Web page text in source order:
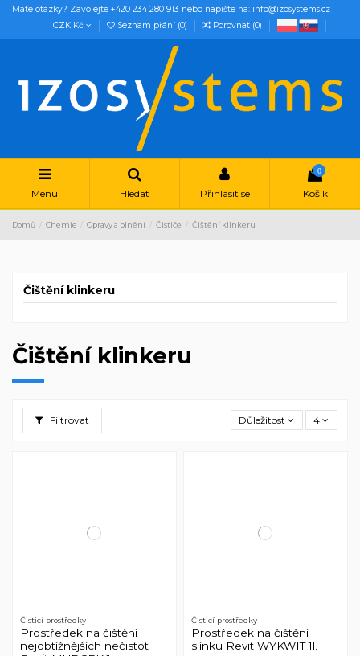
Máte otázky? Zavolejte +420 234 280 913 nebo napište na: info@izosystems.cz
CZK Kč
Seznam přání (0) Porovnat (0)
Menu Hledat Přihlásit se
0
Košík
Domů Chemie Opravy a plnění Čističe Čištění klinkeru
Čištění klinkeru
Filtrovat Důležitost 4
Čisticí prostředky
Prostředek na čištění
nejobtížnějších nečistot
Čisticí prostředky
Prostředek na čištění
slínku Revit WYKWIT 1l.
Čištění klinkeru